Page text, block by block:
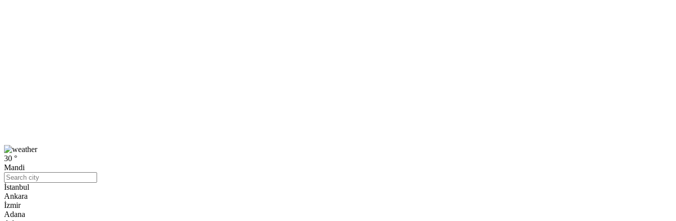
30 °
Mandi
İstanbul
Ankara
İzmir
Adana